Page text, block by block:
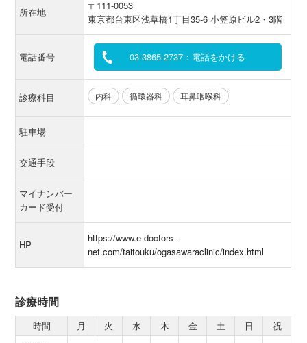
所在地
〒111-0053
東京都台東区浅草橋1丁目35-6 小笠原ビル2・3階
電話番号 03-3865-2737：電話をかける
診療科目 内科 循環器科 耳鼻咽喉科
駐車場
交通手段
マイナンバー
カード受付
HP
https://www.e-doctors-
net.com/taitouku/ogasawaraclinic/index.html
診療時間
時間 月 火 水 木 金 土 日
祝